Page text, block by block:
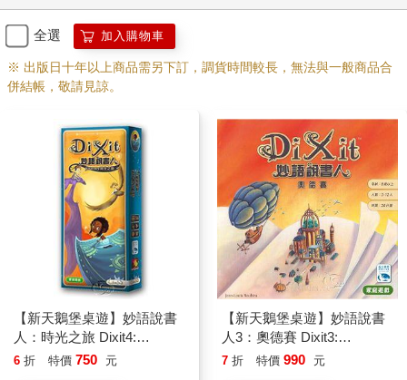
全選 加入購物車
※ 出版日十年以上商品需另下訂，調貨時間較長，無法與一般商品合
併結帳，敬請見諒。
【新天鵝堡桌遊】妙語說書
人：時光之旅 Dixit4:
Journey
6 折 特價 750 元
【新天鵝堡桌遊】妙語說書
人3：奧德賽 Dixit3:
Odyssey
7 折 特價 990 元